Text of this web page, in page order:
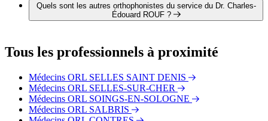
téléphone au 02 54 88 33 00.
Quels sont les autres orthophonistes du service du Dr. Charles-
Édouard ROUF ?
Dr. Charles-Édouard ROUF :
Dr. Roumaissa MESSALA
Dr. Khaled NEZZAR
Tous les professionnels à proximité
Médecins ORL SELLES SAINT DENIS
Médecins ORL SELLES-SUR-CHER
Médecins ORL SOINGS-EN-SOLOGNE
Médecins ORL SALBRIS